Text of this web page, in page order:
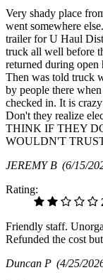
Very shady place
went somewhere
trailer for U Haul
truck all well before
returned during open
Then was told truck
by people there
checked in. It is
Don't they realize
THINK IF THEY
WOULDN'T
JEREMY B (6/15/
Rating:
Friendly staff.
Refunded the cost
Duncan P (4/25/